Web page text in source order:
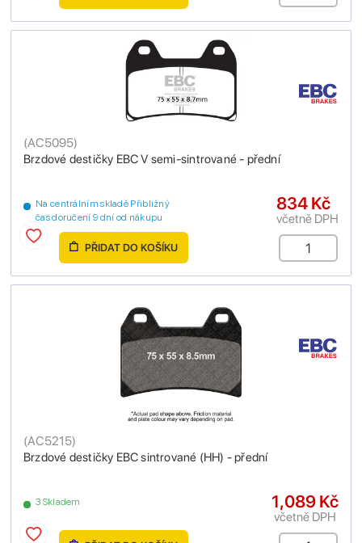
Brzdové destičky EBC V semi-sintrované - přední
(AC5095)
Na centrálním skladě Přibližný
čas doručení 9 dní od nákupu
834 Kč
včetně DPH
PŘIDAT DO KOŠÍKU
Brzdové destičky EBC sintrované (HH) - přední
(AC5215)
3 Skladem 1,089 Kč
včetně DPH